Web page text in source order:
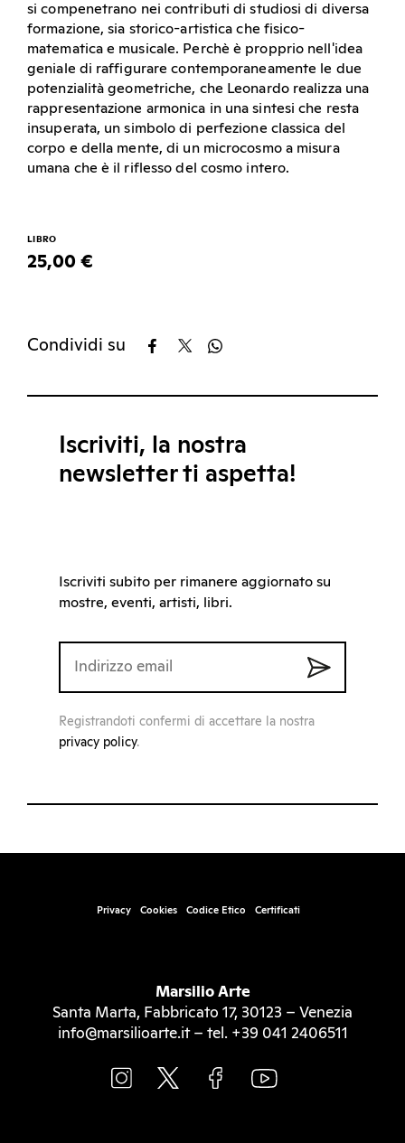
si compenetrano nei contributi di studiosi di diversa
formazione, sia storico-artistica che fisico-
matematica e musicale. Perchè è propprio nell'idea
geniale di raffigurare contemporaneamente le due
potenzialità geometriche, che Leonardo realizza una
rappresentazione armonica in una sintesi che resta
insuperata, un simbolo di perfezione classica del
corpo e della mente, di un microcosmo a misura
umana che è il riflesso del cosmo intero.
LIBRO
25,00 €
Condividi su
Iscriviti, la nostra
newsletter ti aspetta!
Iscriviti subito per rimanere aggiornato su
mostre, eventi, artisti, libri.
Registrandoti confermi di accettare la nostra
privacy policy.
Privacy Cookies Codice Etico Certificati
Marsilio Arte
Santa Marta, Fabbricato 17, 30123 – Venezia
info@marsilioarte.it – tel. +39 041 2406511